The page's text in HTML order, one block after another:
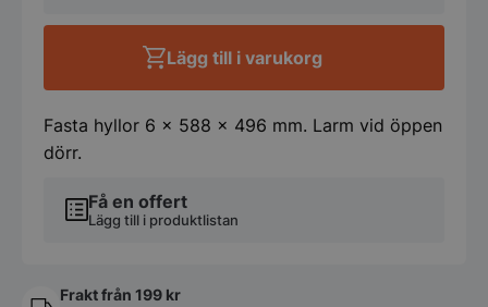
i
Arktic,
Line,
230V/436W,
775
710
Få en offert
Lägg till i produktlistan
Lägg till i varukorg
Fasta hyllor 6 x 588 x 496 mm. Larm vid öppen
dörr.
Frakt från 199 kr